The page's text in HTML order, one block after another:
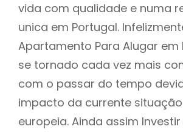
vida com qualidade e numa
unica em Portugal.
Apartamento Para Alugar em
se tornado cada vez mais
com o passar do tempo
impacto da currente
europeia. Ainda assim